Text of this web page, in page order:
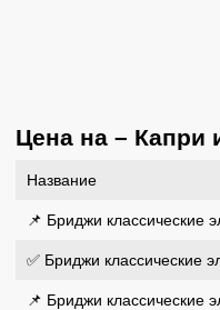
Цена на – Капри
Название
📌 Бриджи классические
✅ Бриджи классические
📌 Бриджи классические